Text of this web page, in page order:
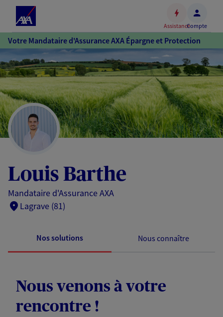
Accéder
au
contenu
principal
Accéder
au
pied
de
page
AssistanceCompte
Votre Mandataire d'Assurance AXA Épargne et Protection
Louis Barthe
Mandataire d'Assurance AXA
Lagrave (81)
Nos solutions Nous connaître
Nous venons à votre
rencontre !